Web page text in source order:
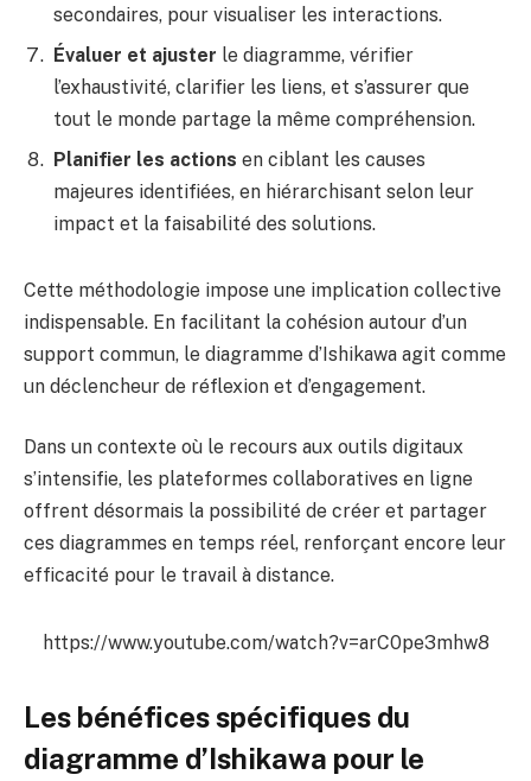
secondaires, pour visualiser les interactions.
Évaluer et ajuster le diagramme, vérifier
l’exhaustivité, clarifier les liens, et s’assurer que
tout le monde partage la même compréhension.
Planifier les actions en ciblant les causes
majeures identifiées, en hiérarchisant selon leur
impact et la faisabilité des solutions.
Cette méthodologie impose une implication collective
indispensable. En facilitant la cohésion autour d’un
support commun, le diagramme d’Ishikawa agit comme
un déclencheur de réflexion et d’engagement.
Dans un contexte où le recours aux outils digitaux
s’intensifie, les plateformes collaboratives en ligne
offrent désormais la possibilité de créer et partager
ces diagrammes en temps réel, renforçant encore leur
efficacité pour le travail à distance.
https://www.youtube.com/watch?v=arC0pe3mhw8
Les bénéfices spécifiques du
diagramme d’Ishikawa pour le